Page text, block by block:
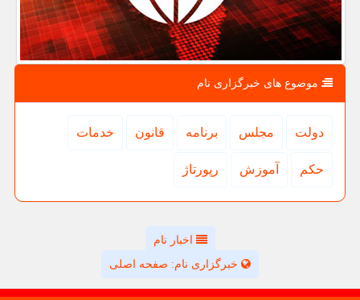
موضوع های خبرگزاری نام
دولت مجلس برنامه قانون خدمات
حكم آموزش رپورتاژ
اخبار نام
خبرگزاری نام: صفحه اصلی